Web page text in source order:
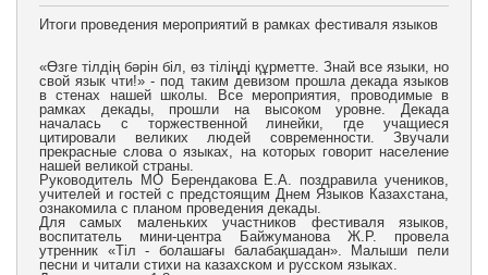
Итоги проведения мероприятий в рамках фестиваля языков
«Өзге тілдің бәрін біл, өз тіліңді құрметте. Знай все языки, но
свой язык чти!» - под таким девизом прошла декада языков
в стенах нашей школы. Все мероприятия, проводимые в
рамках декады, прошли на высоком уровне. Декада
началась с торжественной линейки, где учащиеся
цитировали великих людей современности. Звучали
прекрасные слова о языках, на которых говорит население
нашей великой страны.
Руководитель МО Берендакова Е.А. поздравила учеников,
учителей и гостей с предстоящим Днем Языков Казахстана,
ознакомила с планом проведения декады.
Для самых маленьких участников фестиваля языков,
воспитатель мини-центра Байжуманова Ж.Р. провела
утренник «Тіл - болашағы балабақшадан». Малыши пели
песни и читали стихи на казахском и русском языках.